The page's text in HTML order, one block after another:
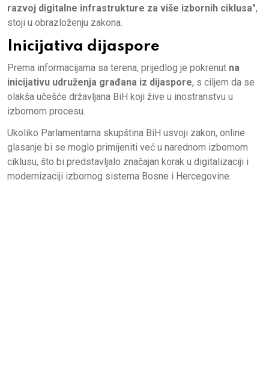
razvoj digitalne infrastrukture za više izbornih ciklusa",
stoji u obrazloženju zakona.
Inicijativa dijaspore
Prema informacijama sa terena, prijedlog je pokrenut na
inicijativu udruženja građana iz dijaspore, s ciljem da se
olakša učešće državljana BiH koji žive u inostranstvu u
izbornom procesu.
Ukoliko Parlamentarna skupština BiH usvoji zakon, online
glasanje bi se moglo primijeniti već u narednom izbornom
ciklusu, što bi predstavljalo značajan korak u digitalizaciji i
modernizaciji izbornog sistema Bosne i Hercegovine.